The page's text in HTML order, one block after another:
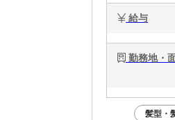
給与
勤務地・
髪型・